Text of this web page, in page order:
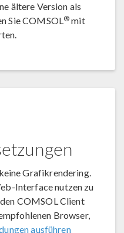
ältere Version als
Sie COMSOL® mit
Grafikrendering.
Interface nutzen zu
COMSOL Client
Browser,
ausführen